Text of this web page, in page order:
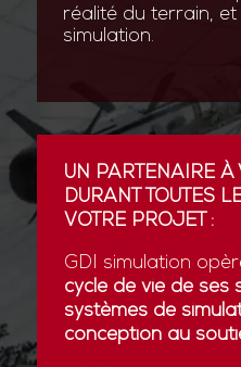
réalité du terrain,
simulation.
UN PARTENAIRE À
DURANT TOUTES
VOTRE PROJET :
GDI simulation
cycle de vie de ses
systèmes de
conception au